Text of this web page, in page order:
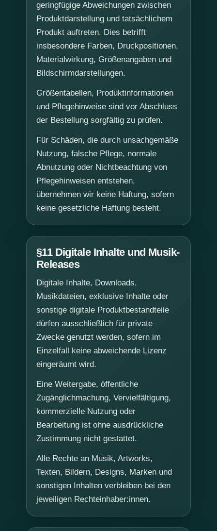
geringfügige Abweichungen zwischen
Produktdarstellung und tatsächlichem
Produkt auftreten. Dies betrifft
insbesondere Farben, Druckpositionen,
Materialwirkung, Größenangaben und
Bildschirmdarstellungen.
Größentabellen, Produktinformationen
und Pflegehinweise sind vor Abschluss
der Bestellung sorgfältig zu prüfen.
Für Schäden, die durch unsachgemäße
Nutzung, falsche Pflege, normale
Abnutzung oder Nichtbeachtung von
Pflegehinweisen entstehen,
übernehmen wir keine Haftung, sofern
keine gesetzliche Haftung besteht.
§11 Digitale Inhalte und Musik-
Releases
Digitale Inhalte, Downloads,
Musikdateien, exklusive Inhalte oder
sonstige digitale Produktbestandteile
dürfen ausschließlich für private
Zwecke genutzt werden, sofern im
Einzelfall keine abweichende Lizenz
eingeräumt wird.
Eine Weitergabe, öffentliche
Zugänglichmachung, Vervielfältigung,
kommerzielle Nutzung oder
Bearbeitung ist ohne ausdrückliche
Zustimmung nicht gestattet.
Alle Rechte an Musik, Artworks,
Texten, Bildern, Designs, Marken und
sonstigen Inhalten verbleiben bei den
jeweiligen Rechteinhaber:innen.